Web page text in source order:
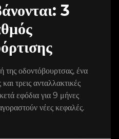
3
της οδοντόβουρτσας, ένα
τρεις ανταλλακτικές
εφόδια για 9 μήνες
νέες κεφαλές.